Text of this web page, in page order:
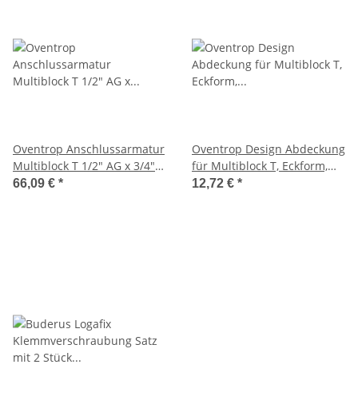
Oventrop Anschlussarmatur
Multiblock T 1/2" AG x 3/4"
AG, 2-Rohr, Messing, Eck
66,09 € *
Oventrop Design Abdeckung
für Multiblock T, Eckform,
weiß
12,72 € *